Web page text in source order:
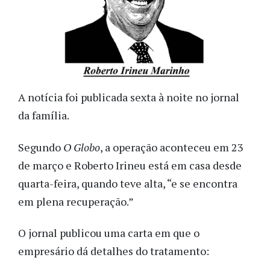
A notícia foi publicada sexta à noite no jornal
da família.
Segundo O Globo, a operação aconteceu em 23
de março e Roberto Irineu está em casa desde
quarta-feira, quando teve alta, “e se encontra
em plena recuperação.”
O jornal publicou uma carta em que o
empresário dá detalhes do tratamento: